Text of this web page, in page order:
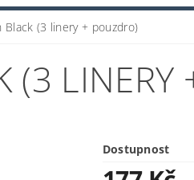
Black (3 linery + pouzdro)
(3 LINERY
Dostupnost